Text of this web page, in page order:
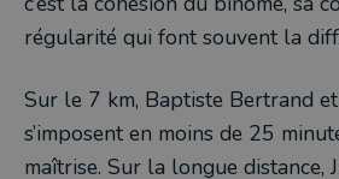
régularité qui font souvent la
Sur le 7 km, Baptiste Bertrand
s’imposent en moins de 25
maîtrise. Sur la longue distance,